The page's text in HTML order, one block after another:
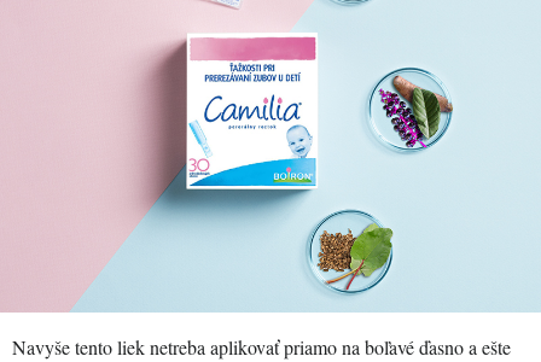
Navyše tento liek netreba aplikovať priamo na boľavé ďasno a ešte